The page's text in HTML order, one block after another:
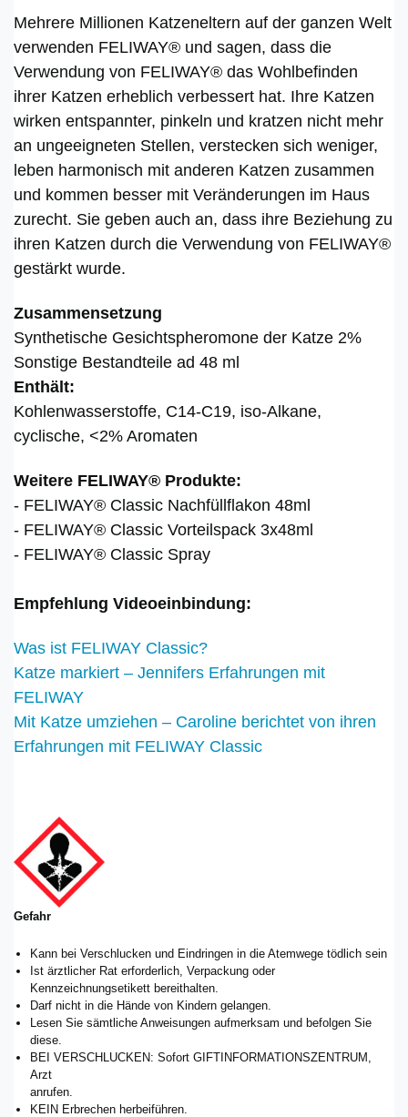
Mehrere Millionen Katzeneltern auf der ganzen Welt
verwenden FELIWAY® und sagen, dass die
Verwendung von FELIWAY® das Wohlbefinden
ihrer Katzen erheblich verbessert hat. Ihre Katzen
wirken entspannter, pinkeln und kratzen nicht mehr
an ungeeigneten Stellen, verstecken sich weniger,
leben harmonisch mit anderen Katzen zusammen
und kommen besser mit Veränderungen im Haus
zurecht. Sie geben auch an, dass ihre Beziehung zu
ihren Katzen durch die Verwendung von FELIWAY®
gestärkt wurde.
Zusammensetzung
Synthetische Gesichtspheromone der Katze 2%
Sonstige Bestandteile ad 48 ml
Enthält:
Kohlenwasserstoffe, C14-C19, iso-Alkane,
cyclische, <2% Aromaten
Weitere FELIWAY® Produkte:
- FELIWAY® Classic Nachfüllflakon 48ml
- FELIWAY® Classic Vorteilspack 3x48ml
- FELIWAY® Classic Spray
Empfehlung Videoeinbindung:
Was ist FELIWAY Classic?
Katze markiert – Jennifers Erfahrungen mit
FELIWAY
Mit Katze umziehen – Caroline berichtet von ihren
Erfahrungen mit FELIWAY Classic
Gefahr
Kann bei Verschlucken und Eindringen in die Atemwege tödlich sein
Ist ärztlicher Rat erforderlich, Verpackung oder
Kennzeichnungsetikett bereithalten.
Darf nicht in die Hände von Kindern gelangen.
Lesen Sie sämtliche Anweisungen aufmerksam und befolgen Sie
diese.
BEI VERSCHLUCKEN: Sofort GIFTINFORMATIONSZENTRUM,
Arzt
anrufen.
KEIN Erbrechen herbeiführen.